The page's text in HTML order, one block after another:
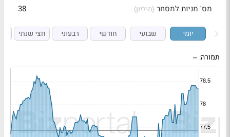
מס' מניות למסחר (מיליון) 38
יומי שבועי חודשי רבעוני חצי שנתי
תמורה: --